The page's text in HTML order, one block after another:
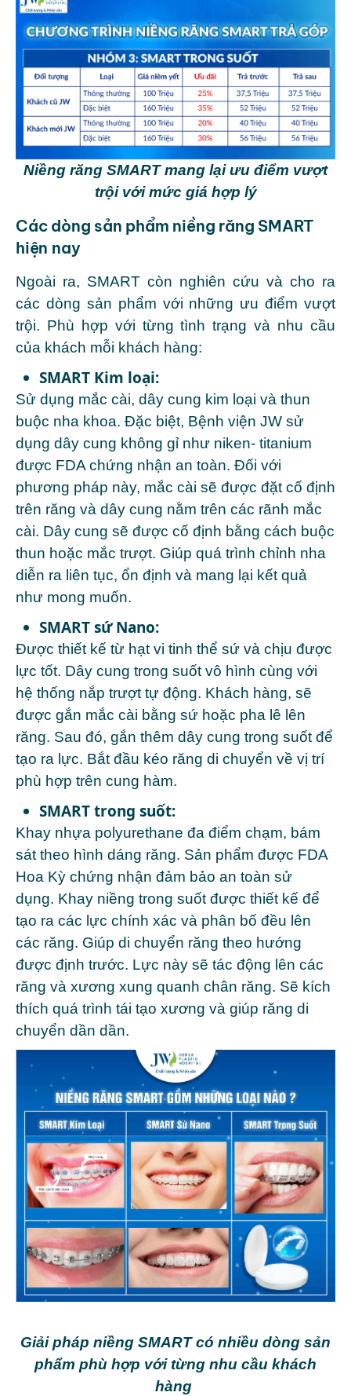
Niềng răng SMART mang lại ưu điểm vượt
trội với mức giá hợp lý
Các dòng sản phẩm niềng răng SMART
hiện nay
Ngoài ra, SMART còn nghiên cứu và cho ra
các dòng sản phẩm với những ưu điểm vượt
trội. Phù hợp với từng tình trạng và nhu cầu
của khách mỗi khách hàng:
SMART Kim loại:
Sử dụng mắc cài, dây cung kim loại và thun
buộc nha khoa. Đặc biệt, Bệnh viện JW sử
dụng dây cung không gỉ như niken- titanium
được FDA chứng nhận an toàn. Đối với
phương pháp này, mắc cài sẽ được đặt cố định
trên răng và dây cung nằm trên các rãnh mắc
cài. Dây cung sẽ được cố định bằng cách buộc
thun hoặc mắc trượt. Giúp quá trình chỉnh nha
diễn ra liên tục, ổn định và mang lại kết quả
như mong muốn.
SMART sứ Nano:
Được thiết kế từ hạt vi tinh thể sứ và chịu được
lực tốt. Dây cung trong suốt vô hình cùng với
hệ thống nắp trượt tự động. Khách hàng, sẽ
được gắn mắc cài bằng sứ hoặc pha lê lên
răng. Sau đó, gắn thêm dây cung trong suốt để
tạo ra lực. Bắt đầu kéo răng di chuyển về vị trí
phù hợp trên cung hàm.
SMART trong suốt:
Khay nhựa polyurethane đa điểm chạm, bám
sát theo hình dáng răng. Sản phẩm được FDA
Hoa Kỳ chứng nhận đảm bảo an toàn sử
dụng. Khay niềng trong suốt được thiết kế để
tạo ra các lực chính xác và phân bố đều lên
các răng. Giúp di chuyển răng theo hướng
được định trước. Lực này sẽ tác động lên các
răng và xương xung quanh chân răng. Sẽ kích
thích quá trình tái tạo xương và giúp răng di
chuyển dần dần.
Giải pháp niềng SMART có nhiều dòng sản
phẩm phù hợp với từng nhu cầu khách
hàng